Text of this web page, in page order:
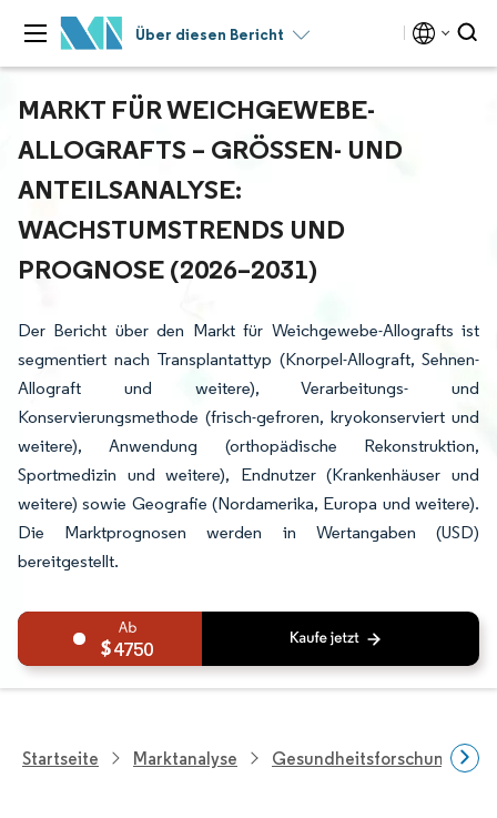
Über diesen Bericht
MARKT FÜR WEICHGEWEBE-
ALLOGRAFTS – GRÖSSEN- UND A
NTEILSANALYSE: W
ACHSTUMSTRENDS UND P
ROGNOSE (2026–2031)
Der Bericht über den Markt für Weichgewebe-Allografts ist
segmentiert nach Transplantattyp (Knorpel-Allograft, Sehnen-
Allograft und weitere), Verarbeitungs- und
Konservierungsmethode (frisch-gefroren, kryokonserviert und
weitere), Anwendung (orthopädische Rekonstruktion,
Sportmedizin und weitere), Endnutzer (Krankenhäuser und
weitere) sowie Geografie (Nordamerika, Europa und weitere).
Die Marktprognosen werden in Wertangaben (USD)
bereitgestellt.
4750
Startseite Marktanalyse Gesundheitsforschung